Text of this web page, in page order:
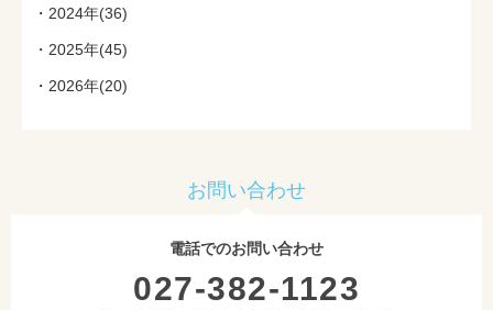
2024年(36)
2025年(45)
2026年(20)
お問い合わせ
電話でのお問い合わせ
027-382-1123